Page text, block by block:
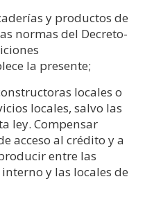
y productos de
normas del Decreto-
la presente;
locales o
locales, salvo las
ley. Compensar
acceso al crédito y a
entre las
y las locales de